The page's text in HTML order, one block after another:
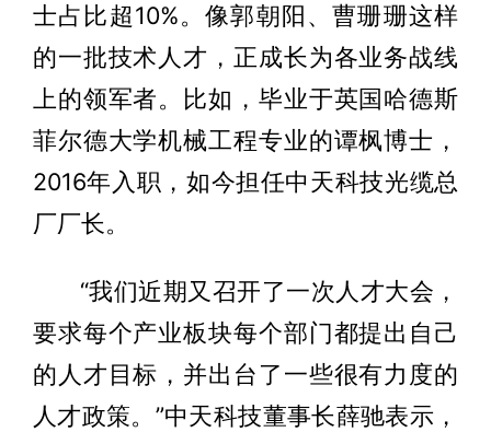
士占比超10%。像郭朝阳、曹珊珊这样
的一批技术人才，正成长为各业务战线
上的领军者。比如，毕业于英国哈德斯
菲尔德大学机械工程专业的谭枫博士，
2016年入职，如今担任中天科技光缆总
厂厂长。
“我们近期又召开了一次人才大会，
要求每个产业板块每个部门都提出自己
的人才目标，并出台了一些很有力度的
人才政策。”中天科技董事长薛驰表示，